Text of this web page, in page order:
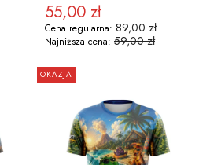
Cena promocyjna
55,00 zł
Cena regularna: 89,00 zł
Najniższa cena: 59,00 zł
OKAZJA